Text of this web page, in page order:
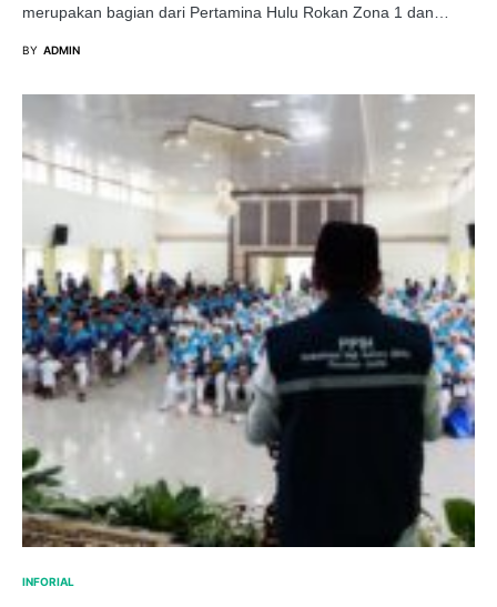
merupakan bagian dari Pertamina Hulu Rokan Zona 1 dan…
BY ADMIN
INFORIAL